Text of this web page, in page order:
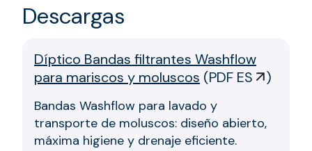
Descargas
Díptico Bandas filtrantes Washflow
para mariscos y moluscos (PDF ES )
Bandas Washflow para lavado y
transporte de moluscos: diseño abierto,
máxima higiene y drenaje eficiente.